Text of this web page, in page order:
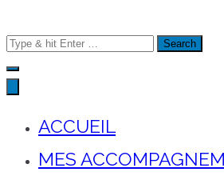
Search
for:
ACCUEIL
MES